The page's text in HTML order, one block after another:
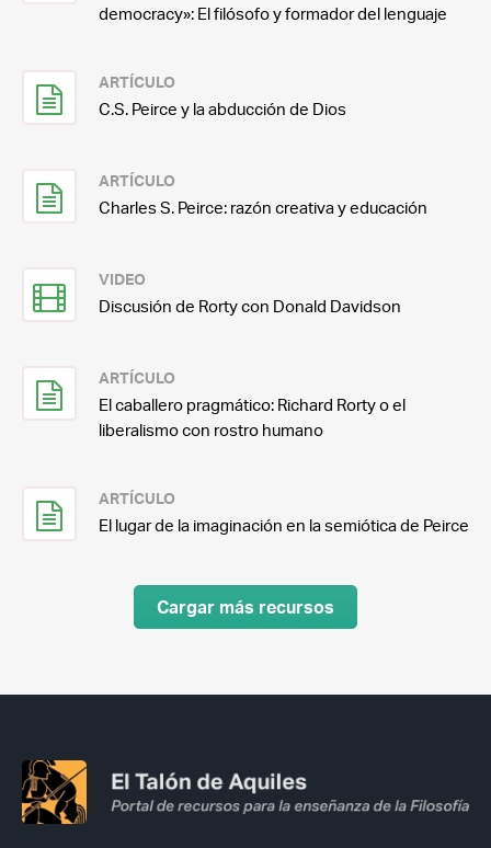
democracy»: El filósofo y formador del lenguaje
ARTÍCULO
C.S. Peirce y la abducción de Dios
ARTÍCULO
Charles S. Peirce: razón creativa y educación
VIDEO
Discusión de Rorty con Donald Davidson
ARTÍCULO
El caballero pragmático: Richard Rorty o el
liberalismo con rostro humano
ARTÍCULO
El lugar de la imaginación en la semiótica de Peirce
Cargar más recursos